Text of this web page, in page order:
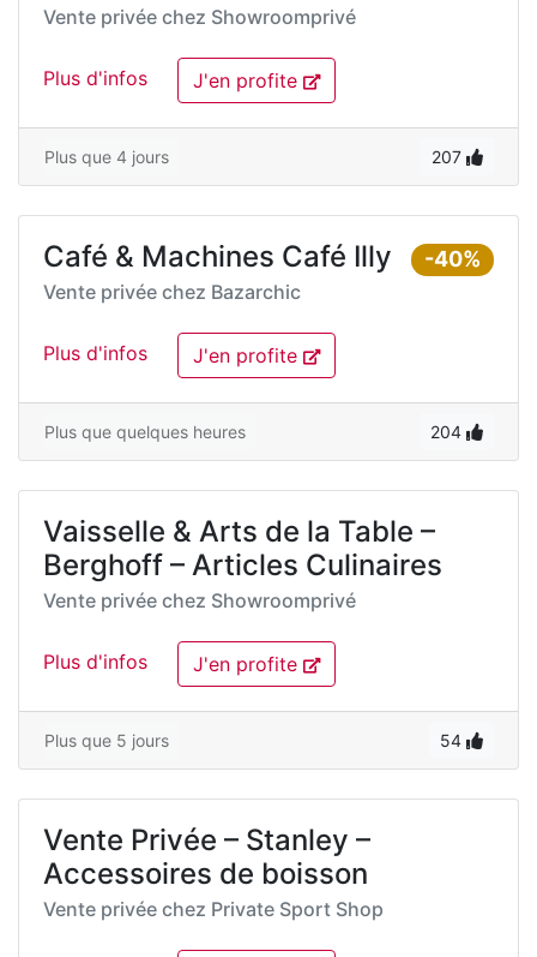
Vente privée chez Showroomprivé
Plus d'infos J'en profite
Plus que 4 jours 207
-40%
Café & Machines Café Illy
Vente privée chez Bazarchic
Plus d'infos J'en profite
Plus que quelques heures 204
Vaisselle & Arts de la Table –
Berghoff – Articles Culinaires
Vente privée chez Showroomprivé
Plus d'infos J'en profite
Plus que 5 jours 54
Vente Privée – Stanley –
Accessoires de boisson
Vente privée chez Private Sport Shop